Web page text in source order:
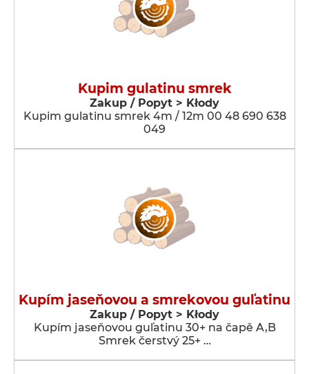
Kupim gulatinu smrek
Zakup / Popyt > Kłody
Kupim gulatinu smrek 4m / 12m 00 48 690 638
049
Kupím jaseňovou a smrekovou guľatinu
Zakup / Popyt > Kłody
Kupím jaseňovou guľatinu 30+ na čapě A,B
Smrek čerstvý 25+ …